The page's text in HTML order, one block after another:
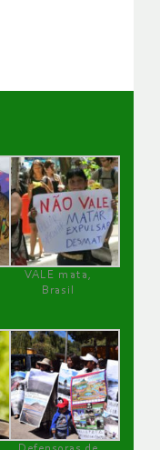
VALE mata,
Brasil